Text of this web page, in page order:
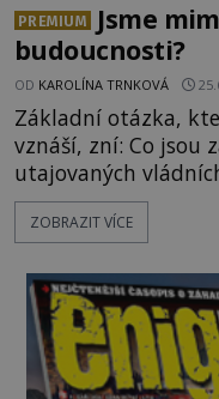
PREMIUM
Jsme
budoucnosti?
OD KAROLÍNA TRNKOVÁ
Základní otázka,
vznáší, zní: Co jsou
utajovaných vládních
vesmírné lodě plnící
Skokani mezi
možnostech již
vědci, ufologo
ZOBRAZIT VÍCE